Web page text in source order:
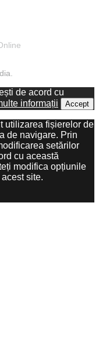
de acord cu
informații Accept
utilizarea fișierelor de
de navigare. Prin
setărilor
cu această
modifica opțiunile
site.